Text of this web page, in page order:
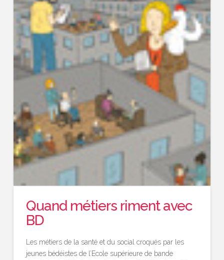
Quand métiers riment avec
BD
Les métiers de la santé et du social croqués par les
jeunes bédéistes de l’Ecole supérieure de bande